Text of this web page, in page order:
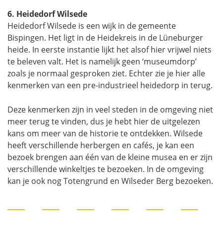
6. Heidedorf Wilsede
Heidedorf Wilsede is een wijk in de gemeente
Bispingen. Het ligt in de Heidekreis in de Lüneburger
heide. In eerste instantie lijkt het alsof hier vrijwel niets
te beleven valt. Het is namelijk geen ‘museumdorp’
zoals je normaal gesproken ziet. Echter zie je hier alle
kenmerken van een pre-industrieel heidedorp in terug.
Deze kenmerken zijn in veel steden in de omgeving niet
meer terug te vinden, dus je hebt hier de uitgelezen
kans om meer van de historie te ontdekken. Wilsede
heeft verschillende herbergen en cafés, je kan een
bezoek brengen aan één van de kleine musea en er zijn
verschillende winkeltjes te bezoeken. In de omgeving
kan je ook nog Totengrund en Wilseder Berg bezoeken.